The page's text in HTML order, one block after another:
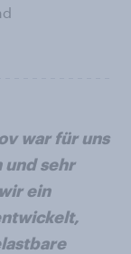
war für uns
und sehr
ein